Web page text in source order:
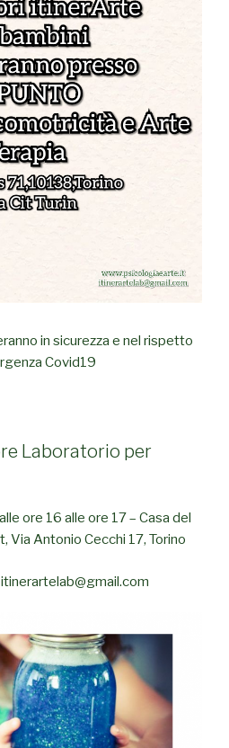
in sicurezza e nel rispetto
Covid19
Laboratorio per
ore 16 alle ore 17 – Casa del
Via Antonio Cecchi 17, Torino